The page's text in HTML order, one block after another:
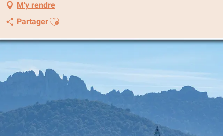
M'y rendre
PartagerAjouter aux favoris